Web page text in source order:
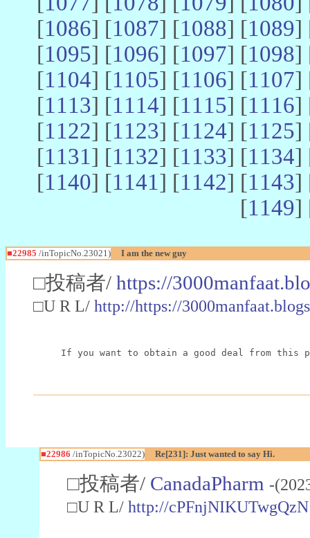
[1086] [1087] [1088] [1089]
[1095] [1096] [1097] [1098]
[1104] [1105] [1106] [1107]
[1113] [1114] [1115] [1116]
[1122] [1123] [1124] [1125]
[1131] [1132] [1133] [1134]
[1140] [1141] [1142] [1143]
[1149]
■22985 /inTopicNo.23021) I am the new guy
□投稿者/ https://
□U R L/ http://https://
If you want to obtain a good deal from this
■22986 /inTopicNo.23022) Re[231]: Just wanted to say Hi.
□投稿者/ CanadaPharm -
□U R L/ http://cPFnjNIKUTwgQzN